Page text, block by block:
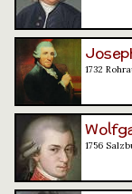
1732
1756